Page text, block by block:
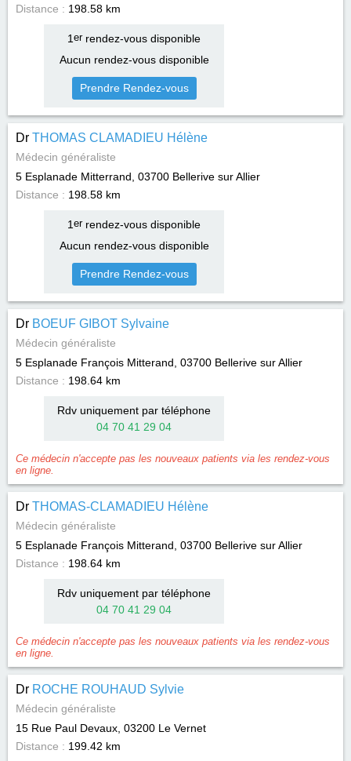
Distance : 198.58 km
1 errendez-vous disponible
Aucun rendez-vous disponible
Prendre Rendez-vous
Dr THOMAS CLAMADIEU Hélène
Médecin généraliste
5 Esplanade Mitterrand, 03700 Bellerive sur Allier
Distance : 198.58 km
1 errendez-vous disponible
Aucun rendez-vous disponible
Prendre Rendez-vous
Dr BOEUF GIBOT Sylvaine
Médecin généraliste
5 Esplanade François Mitterand, 03700 Bellerive sur Allier
Distance : 198.64 km
Rdv uniquement par téléphone
04 70 41 29 04
Ce médecin n'accepte pas les nouveaux patients via les rendez-vous
en ligne.
Dr THOMAS-CLAMADIEU Hélène
Médecin généraliste
5 Esplanade François Mitterand, 03700 Bellerive sur Allier
Distance : 198.64 km
Rdv uniquement par téléphone
04 70 41 29 04
Ce médecin n'accepte pas les nouveaux patients via les rendez-vous
en ligne.
Dr ROCHE ROUHAUD Sylvie
Médecin généraliste
15 Rue Paul Devaux, 03200 Le Vernet
Distance : 199.42 km